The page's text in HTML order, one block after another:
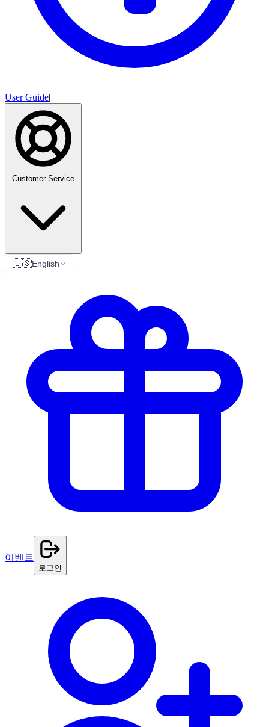
User Guide|
🇺🇸English
이벤트
로그인